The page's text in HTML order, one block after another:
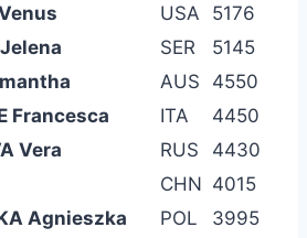
USA
5176
SER
5145
AUS
4550
Francesca ITA
4450
Vera RUS
4430
CHN 4015
Agnieszka POL 3995